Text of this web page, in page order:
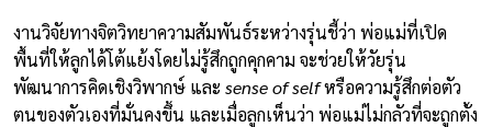
งานวิจัยทางจิตวิทยาความสัมพันธ์ระหว่างรุ่นชี้ว่า พ่อแม่ที่เปิด
พื้นที่ให้ลูกได้โต้แย้งโดยไม่รู้สึกถูกคุกคาม จะช่วยให้วัยรุ่น
พัฒนาการคิดเชิงวิพากษ์ และ sense of selfหรือความรู้สึกต่อตัว
ตนของตัวเองที่มั่นคงขึ้น และเมื่อลูกเห็นว่า พ่อแม่ไม่กลัวที่จะถูกตั้ง